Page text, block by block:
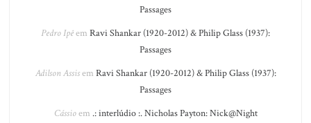
Passages
Pedro Ipêem Ravi Shankar (1920-2012) & Philip Glass (1937):
Passages
Adilson Assisem Ravi Shankar (1920-2012) & Philip Glass (1937):
Passages
Cássioem .: interlúdio :. Nicholas Payton: Nick@Night